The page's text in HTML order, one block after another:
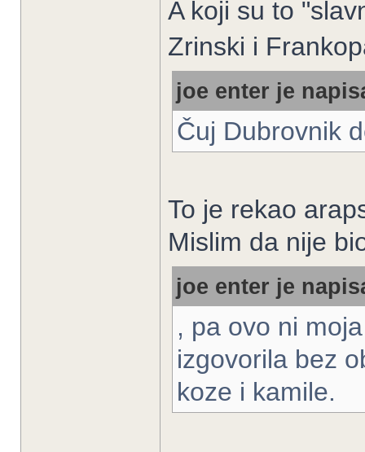
A koji su to
Zrinski i
joe enter je
Čuj Dubrovnik
To je rekao
Mislim da nije
joe enter je
, pa ovo ni
izgovorila bez
koze i kamile.